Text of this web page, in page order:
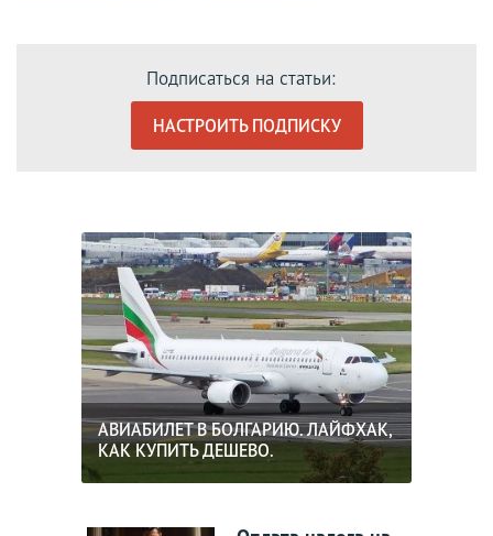
Подписаться на статьи:
НАСТРОИТЬ ПОДПИСКУ
АВИАБИЛЕТ В БОЛГАРИЮ. ЛАЙФХАК,
КАК КУПИТЬ ДЕШЕВО.